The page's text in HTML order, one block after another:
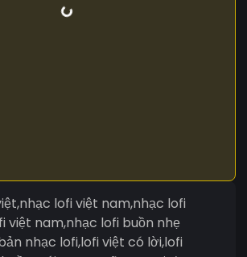
lofi việt nam,nhạc lofi
việt nam,nhạc lofi buồn nhẹ
nhạc lofi,lofi việt có lời,lofi